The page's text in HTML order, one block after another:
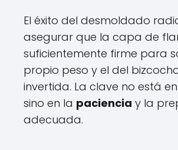
El éxito del desmoldado
asegurar que la capa de
suficientemente firme para
propio peso y el del
invertida. La clave no está
sino en la paciencia y la
adecuada.